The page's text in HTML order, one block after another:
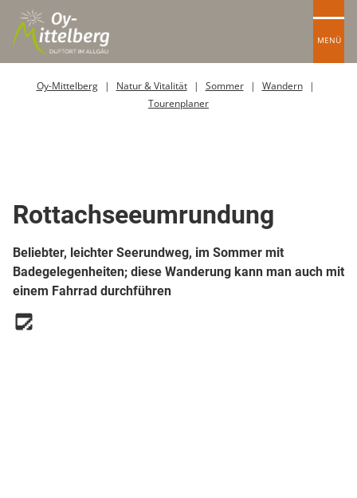
MENÜ
Oy-Mittelberg Natur & Vitalität Sommer
Wandern
Tourenplaner
Rottachseeumrundung
Beliebter, leichter Seerundweg, im Sommer mit
Badegelegenheiten; diese Wanderung kann man auch mit
einem Fahrrad durchführen